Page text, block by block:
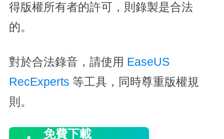
得版權所有者的許可，則錄製是合法
的。
對於合法錄音，請使用 EaseUS
RecExperts 等工具，同時尊重版權規
則。
免費下載